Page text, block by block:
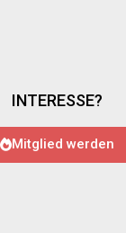
INTERESSE?
Mitglied werden